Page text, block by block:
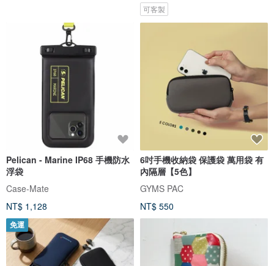
可客製
Pelican - Marine IP68 手機防水
浮袋
Case-Mate
NT$ 1,128
6吋手機收納袋 保護袋 萬用袋 有
內隔層【5色】
GYMS PAC
NT$ 550
免運